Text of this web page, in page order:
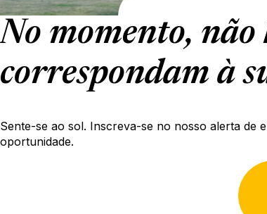
No momento, não
correspondam à
Sente-se ao sol. Inscreva-se no nosso alerta de
oportunidade.